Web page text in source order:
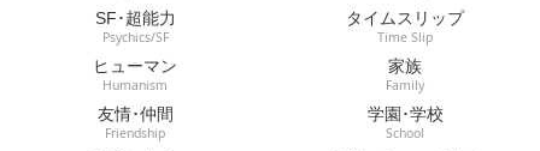
SF･超能力
Psychics/SF
タイムスリップ
Time Slip
ヒューマン
Humanism
家族
Family
友情･仲間
Friendship
学園･学校
School